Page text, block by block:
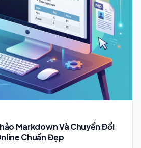
Markdown Và Chuyển Đổi
Chuẩn Đẹp